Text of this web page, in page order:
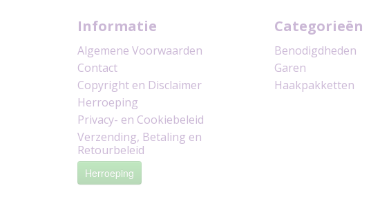
Informatie
Algemene Voorwaarden
Contact
Copyright en Disclaimer
Herroeping
Privacy- en Cookiebeleid
Verzending, Betaling en
Retourbeleid
Herroeping
Categorieën
Benodigdheden
Garen
Haakpakketten